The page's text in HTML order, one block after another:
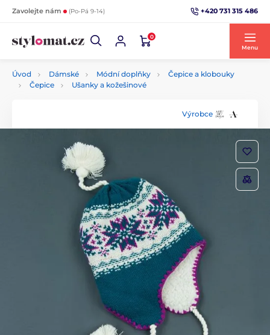
Zavolejte nám (Po-Pá 9-14) +420 731 315 486
0
Menu
Úvod Dámské Módní doplňky
Čepice a klobouky
Čepice
Ušanky a kožešinové
Výrobce